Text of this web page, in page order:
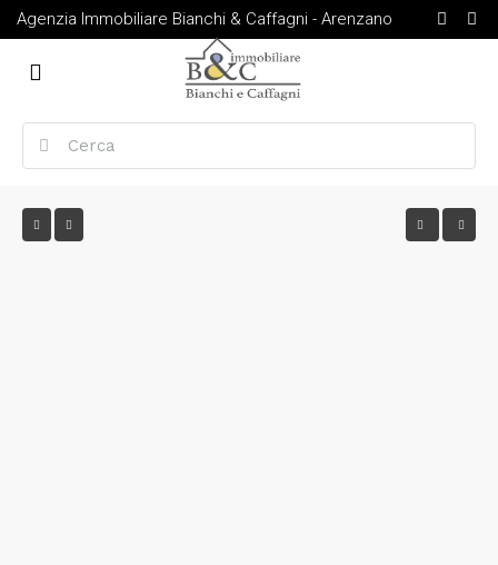
Agenzia Immobiliare Bianchi & Caffagni - Arenzano